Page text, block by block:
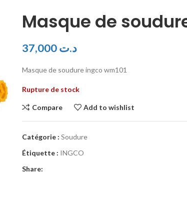
Masque de
د.ت
Masque de soudure ingco wm101
Rupture de stock
Compare Add to wishlist
Catégorie : Soudure
Étiquette : INGCO
Share: